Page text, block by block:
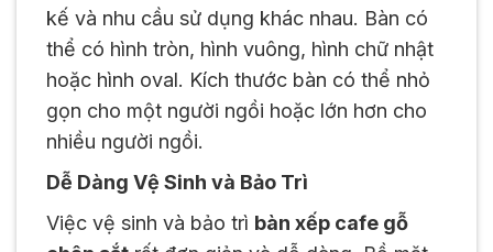
kế và nhu cầu sử dụng khác nhau. Bàn có
thể có hình tròn, hình vuông, hình chữ nhật
hoặc hình oval. Kích thước bàn có thể nhỏ
gọn cho một người ngồi hoặc lớn hơn cho
nhiều người ngồi.
Dễ Dàng Vệ Sinh và Bảo Trì
Việc vệ sinh và bảo trì bàn xếp cafe gỗ